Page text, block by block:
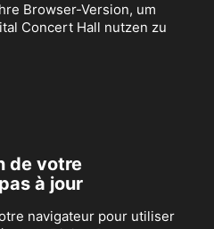
Browser-Version, um
Concert Hall nutzen zu
de votre
à jour
navigateur pour utiliser